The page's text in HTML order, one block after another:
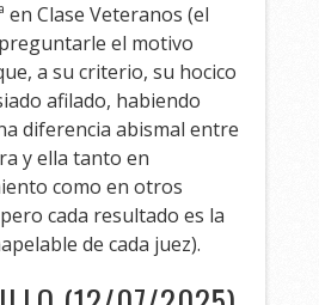
en Clase Veteranos (el
el motivo
a su criterio, su hocico
afilado, habiendo
diferencia abismal entre
y ella tanto en
como en otros
cada resultado es la
de cada juez).